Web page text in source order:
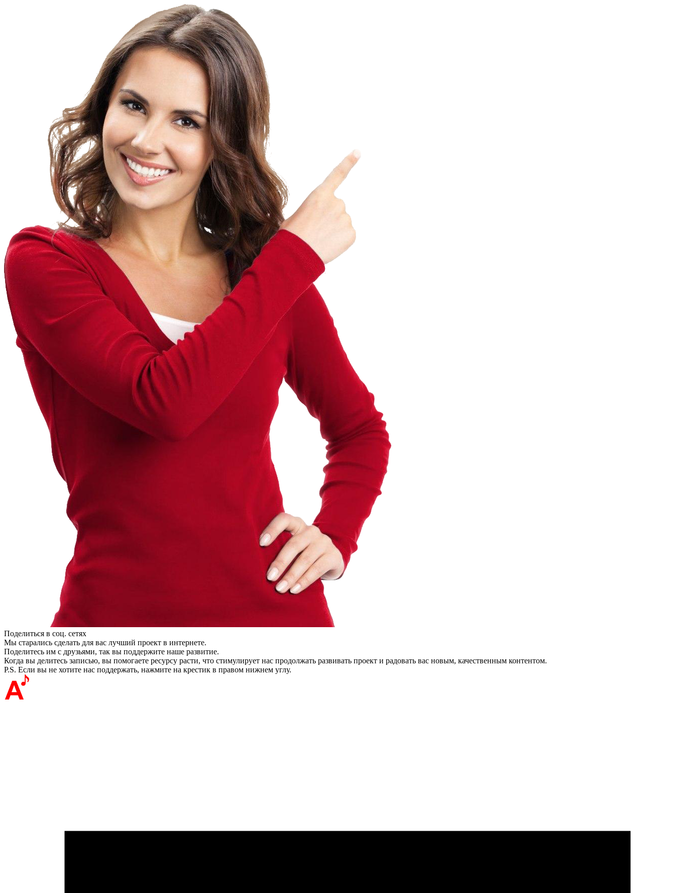
Поделиться в соц. сетях
Мы старались сделать для вас лучший проект в интернете.
Поделитесь им с друзьями, так вы поддержите наше развитие.
Когда вы делитесь записью, вы помогаете ресурсу расти, что стимулирует нас продолжать развивать проект и радовать вас новым, качественным контентом.
P.S. Если вы не хотите нас поддержать, нажмите на крестик в правом нижнем углу.